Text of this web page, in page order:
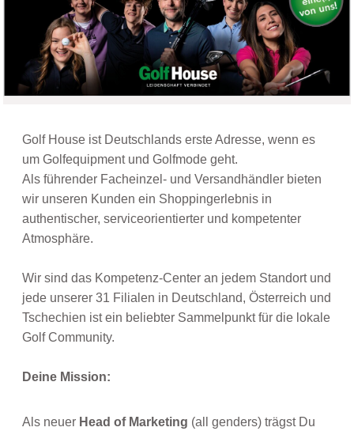
Golf House ist Deutschlands erste Adresse, wenn es
um Golfequipment und Golfmode geht.
Als führender Facheinzel- und Versandhändler bieten
wir unseren Kunden ein Shoppingerlebnis in
authentischer, serviceorientierter und kompetenter
Atmosphäre.
Wir sind das Kompetenz-Center an jedem Standort und
jede unserer 31 Filialen in Deutschland, Österreich und
Tschechien ist ein beliebter Sammelpunkt für die lokale
Golf Community.
Deine Mission:
Als neuer Head of Marketing (all genders) trägst Du